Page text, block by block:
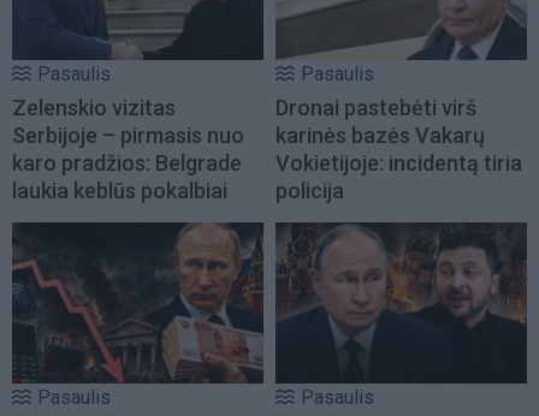
Pasaulis
Zelenskio vizitas
Serbijoje – pirmasis nuo
karo pradžios: Belgrade
laukia keblūs pokalbiai
Pasaulis
Dronai pastebėti virš
karinės bazės Vakarų
Vokietijoje: incidentą tiria
policija
Pasaulis Pasaulis